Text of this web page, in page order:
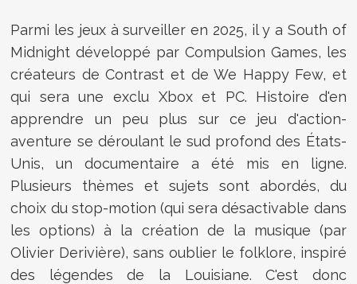
Parmi les jeux à surveiller en 2025, il y a South of
Midnight développé par Compulsion Games, les
créateurs de Contrast et de We Happy Few, et
qui sera une exclu Xbox et PC. Histoire d'en
apprendre un peu plus sur ce jeu d'action-
aventure se déroulant le sud profond des États-
Unis, un documentaire a été mis en ligne.
Plusieurs thèmes et sujets sont abordés, du
choix du stop-motion (qui sera désactivable dans
les options) à la création de la musique (par
Olivier Derivière), sans oublier le folklore, inspiré
des légendes de la Louisiane. C'est donc